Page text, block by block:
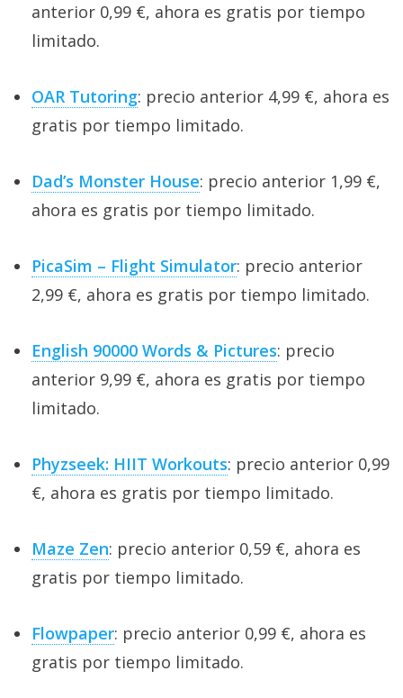
anterior 0,99 €, ahora es gratis por tiempo
limitado.
OAR Tutoring: precio anterior 4,99 €, ahora es
gratis por tiempo limitado.
Dad’s Monster House: precio anterior 1,99 €,
ahora es gratis por tiempo limitado.
PicaSim – Flight Simulator: precio anterior
2,99 €, ahora es gratis por tiempo limitado.
English 90000 Words & Pictures: precio
anterior 9,99 €, ahora es gratis por tiempo
limitado.
Phyzseek: HIIT Workouts: precio anterior 0,99
€, ahora es gratis por tiempo limitado.
Maze Zen: precio anterior 0,59 €, ahora es
gratis por tiempo limitado.
Flowpaper: precio anterior 0,99 €, ahora es
gratis por tiempo limitado.